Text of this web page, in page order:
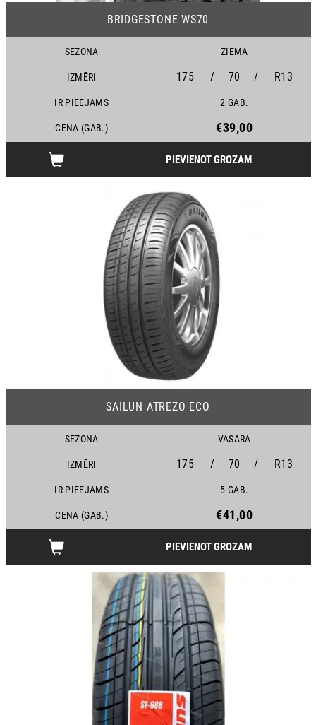
BRIDGESTONE WS70
SEZONA ZIEMA
IZMĒRI 175 / 70 / R13
IR PIEEJAMS 2 GAB.
CENA (GAB.) €39,00
PIEVIENOT GROZAM
SAILUN ATREZO ECO
SEZONA VASARA
IZMĒRI 175 / 70 / R13
IR PIEEJAMS 5 GAB.
CENA (GAB.) €41,00
PIEVIENOT GROZAM